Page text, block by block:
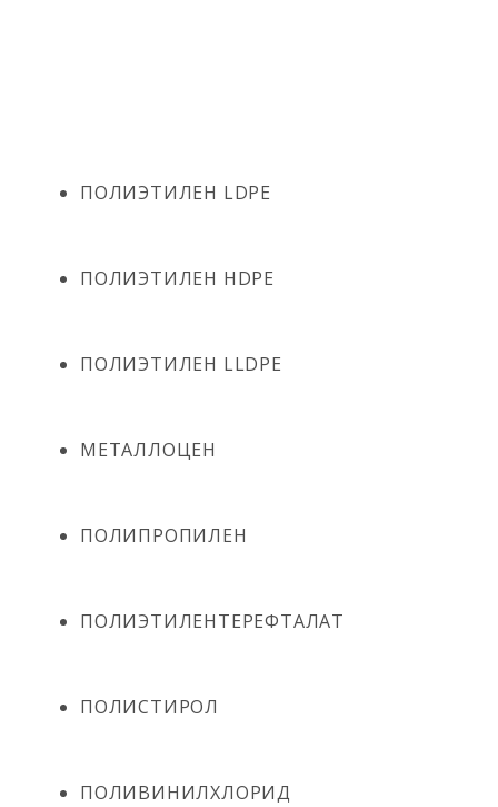
ПОЛИЭТИЛЕН LDPE
ПОЛИЭТИЛЕН HDPE
ПОЛИЭТИЛЕН LLDPE
МЕТАЛЛОЦЕН
ПОЛИПРОПИЛЕН
ПОЛИЭТИЛЕНТЕРЕФТАЛАТ
ПОЛИСТИРОЛ
ПОЛИВИНИЛХЛОРИД